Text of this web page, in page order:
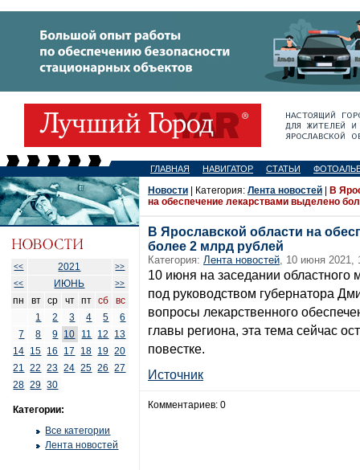
ГЛАВНАЯ НАВИГАТОР СТАТЬИ
<< 2021
>>
<<
ИЮНЬ >>
пн вт ср чт пт сб
вс
1
2 3 4 5
6
7
8 9 10 11 12
13
14 15 16 17 18 19 20
21
22 23 24 25 26
27
28 29 30
Категории:
Все категории
Лента новостей
Новости | Категория: Лента новостей
В
на обеспечение лекарствами выделено
В Ярославской области на
более 2 млрд рублей
Категория: Лента новостей, 10 июня 2021,
10 июня на заседании областного
под руководством губернатора
вопросы лекарственного
главы региона, эта тема сейчас
повестке.
Источник
Комментариев: 0